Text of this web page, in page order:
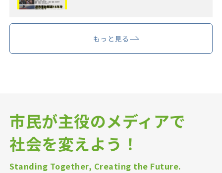
もっと見る
市民が主役のメディアで
社会を変えよう！
Standing Together, Creating the Future.